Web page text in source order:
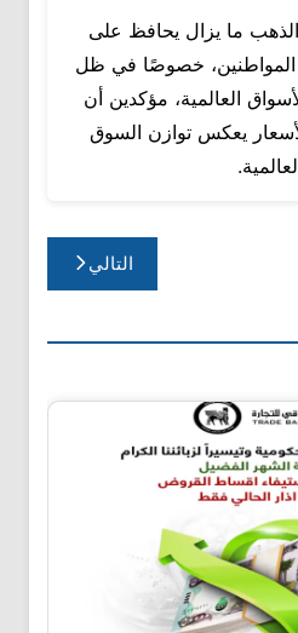
ما يزال يحافظ على
المواطنين، خصوصًا في ظل
العالمية، مؤكدين أن
يعكس توازن السوق
التالي